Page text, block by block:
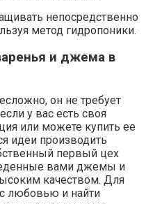
непосредственно
метод гидропоники.
и джема в
он не требует
у вас есть своя
или можете купить ее
идеи производить
первый цех
вами джемы и
качеством. Для
любовью и найти